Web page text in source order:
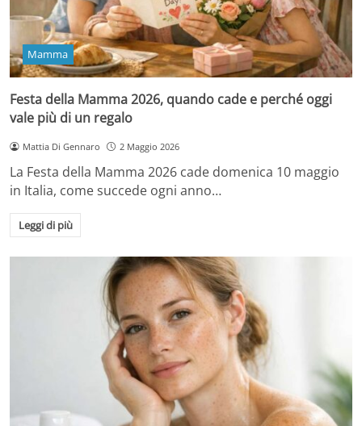
Mamma
Festa della Mamma 2026, quando cade e perché oggi
vale più di un regalo
Mattia Di Gennaro 2 Maggio 2026
La Festa della Mamma 2026 cade domenica 10 maggio
in Italia, come succede ogni anno…
Leggi di più